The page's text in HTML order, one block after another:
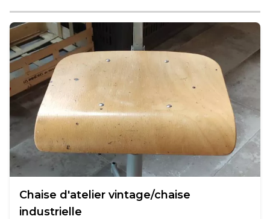
Chaise d'atelier vintage/chaise
industrielle